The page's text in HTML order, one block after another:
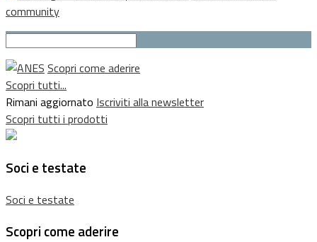
community
Scopri come aderire
Scopri tutti...
Rimani aggiornato Iscriviti alla newsletter
Scopri tutti i prodotti
Soci e testate
Soci e testate
Scopri come aderire